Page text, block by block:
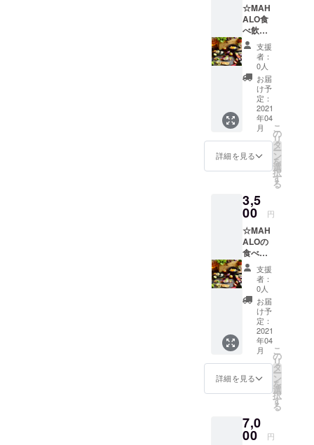
☆MAH
ALO食
べ飲み
放題を
１名様
半額
クーポ
ン発
行。
※「有効
期限：
お店が
営業す
る限り
有効」
支援
者：
0人
お届
け予
定：
2021
年04
月
詳細を見る
こ
の
リ
タ
ー
ン
を
選
択
す
る
3,5
00 円
☆MAH
ALOの
食べ飲
み放題
１名様
分ご招
待券
※「有効
期限：
お店が
営業す
る限り
有効」
支援
者：
0人
お届
け予
定：
2021
年04
月
詳細を見る
こ
の
リ
タ
ー
ン
を
選
択
す
る
7,0
00 円